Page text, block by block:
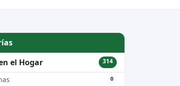
el Hogar
314
0